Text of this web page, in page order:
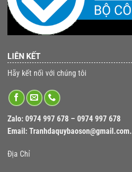
LIÊN KẾT
Hãy kết nối với chúng tôi
Zalo: 0974 997 678 – 0974 997 678
Email: Tranhdaquybaoson@gmail.com.
Địa Chỉ